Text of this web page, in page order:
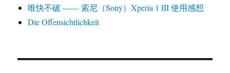
唯快不破 —— 索尼（Sony）Xperia 1 III 使用感想
Die Offensichtlichkeit